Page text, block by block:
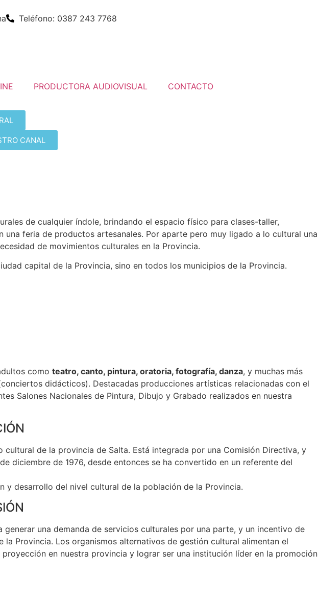
Teléfono: 0387 243 7768
PRODUCTORA AUDIOVISUAL CONTACTO
CANAL
de cualquier índole, brindando el espacio físico para clases-taller,
feria de productos artesanales. Por aparte pero muy ligado a lo cultural una
de movimientos culturales en la Provincia.
capital de la Provincia, sino en todos los municipios de la Provincia.
como teatro, canto, pintura, oratoria, fotografía, danza, y muchas más
didácticos). Destacadas producciones artísticas relacionadas con el
Salones Nacionales de Pintura, Dibujo y Grabado realizados en nuestra
de la provincia de Salta. Está integrada por una Comisión Directiva, y
diciembre de 1976, desde entonces se ha convertido en un referente del
desarrollo del nivel cultural de la población de la Provincia.
una demanda de servicios culturales por una parte, y un incentivo de
Provincia. Los organismos alternativos de gestión cultural alimentan el
en nuestra provincia y lograr ser una institución líder en la promoción